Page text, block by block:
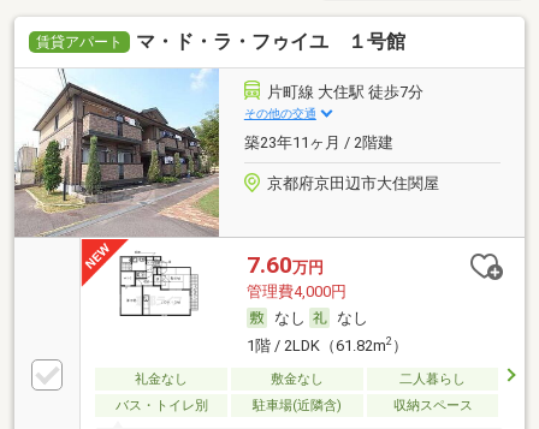
賃貸アパート マ・ド・ラ・フゥイユ １号館
片町線 大住駅 徒歩7分
その他の交通
築23年11ヶ月 / 2階建
京都府京田辺市大住関屋
7.60万円
管理費4,000円
なし
なし
1階 / 2LDK（61.82m2）
礼金なし 敷金なし
二人暮らし
バス・トイレ別
駐車場(近隣含) 収納スペース